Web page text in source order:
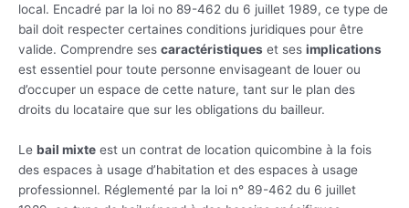
local. Encadré par la loi no 89-462 du 6 juillet 1989, ce type de
bail doit respecter certaines conditions juridiques pour être
valide. Comprendre ses caractéristiques et ses implications
est essentiel pour toute personne envisageant de louer ou
d’occuper un espace de cette nature, tant sur le plan des
droits du locataire que sur les obligations du bailleur.
Le bail mixte est un contrat de location quicombine à la fois
des espaces à usage d’habitation et des espaces à usage
professionnel. Réglementé par la loi n° 89-462 du 6 juillet